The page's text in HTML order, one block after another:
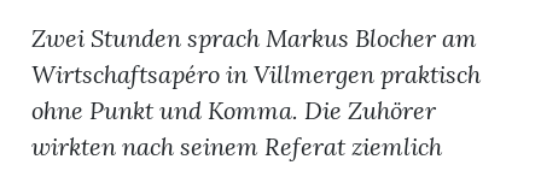
Stellen
E-
Zwei Stunden sprach Markus Blocher am
Wirtschaftsapéro in Villmergen praktisch
ohne Punkt und Komma. Die Zuhörer
wirkten nach seinem Referat ziemlich